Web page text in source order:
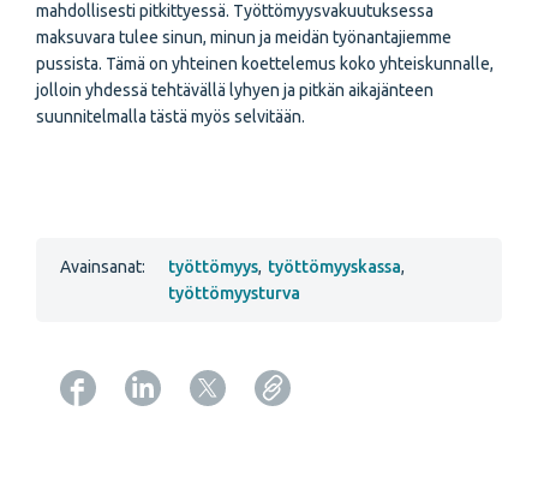
mahdollisesti pitkittyessä. Työttömyysvakuutuksessa
maksuvara tulee sinun, minun ja meidän työnantajiemme
pussista. Tämä on yhteinen koettelemus koko yhteiskunnalle,
jolloin yhdessä tehtävällä lyhyen ja pitkän aikajänteen
suunnitelmalla tästä myös selvitään.
Avainsanat: työttömyys, työttömyyskassa,
työttömyysturva